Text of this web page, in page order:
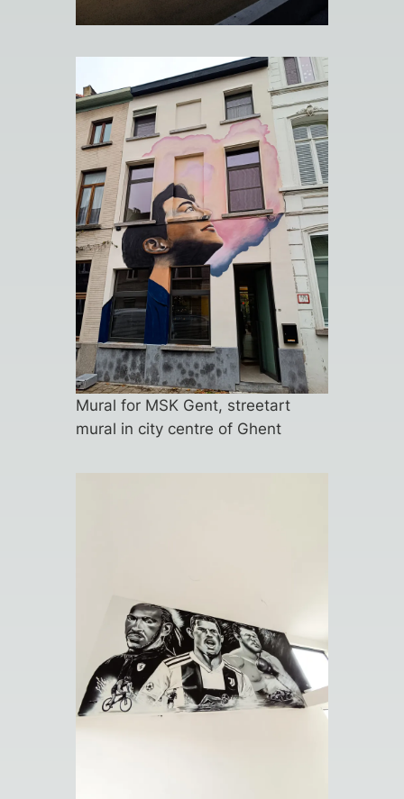
Mural for MSK Gent, streetart
mural in city centre of Ghent